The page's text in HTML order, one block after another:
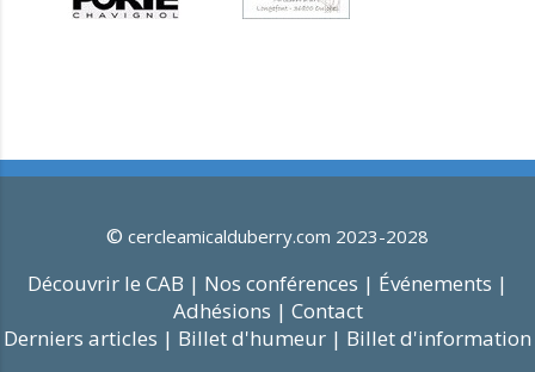
© cercleamicalduberry.com 2023-2028
Découvrir le CAB | Nos conférences | Événements |
Adhésions | Contact
Derniers articles | Billet d'humeur | Billet d'information